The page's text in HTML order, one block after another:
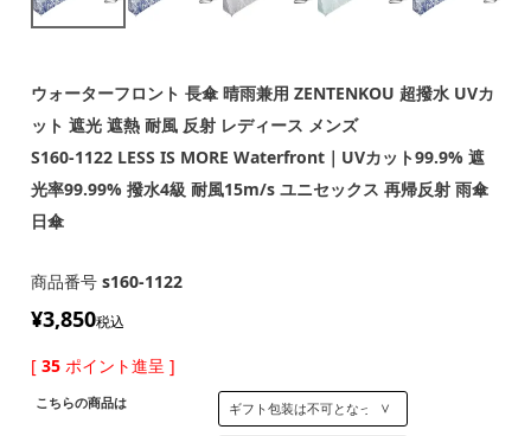
ウォーターフロント 長傘 晴雨兼用 ZENTENKOU 超撥水 UVカ
ット 遮光 遮熱 耐風 反射 レディース メンズ
S160-1122 LESS IS MORE Waterfront｜UVカット99.9% 遮
光率99.99% 撥水4級 耐風15m/s ユニセックス 再帰反射 雨傘
日傘
商品番号 s160-1122
¥3,850税込
[ 35 ポイント進呈 ]
こちらの商品は